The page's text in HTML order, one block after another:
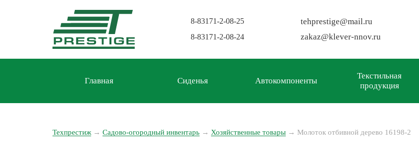
8-83171-2-08-25
8-83171-2-08-24
tehprestige@mail.ru
zakaz@klever-nnov.ru
Главная Сиденья Автокомпоненты
Текстильная
продукция
Техпрестиж → Садово-огородный инвентарь → Хозяйственные товары → Молоток отбивной дерево 16198-2